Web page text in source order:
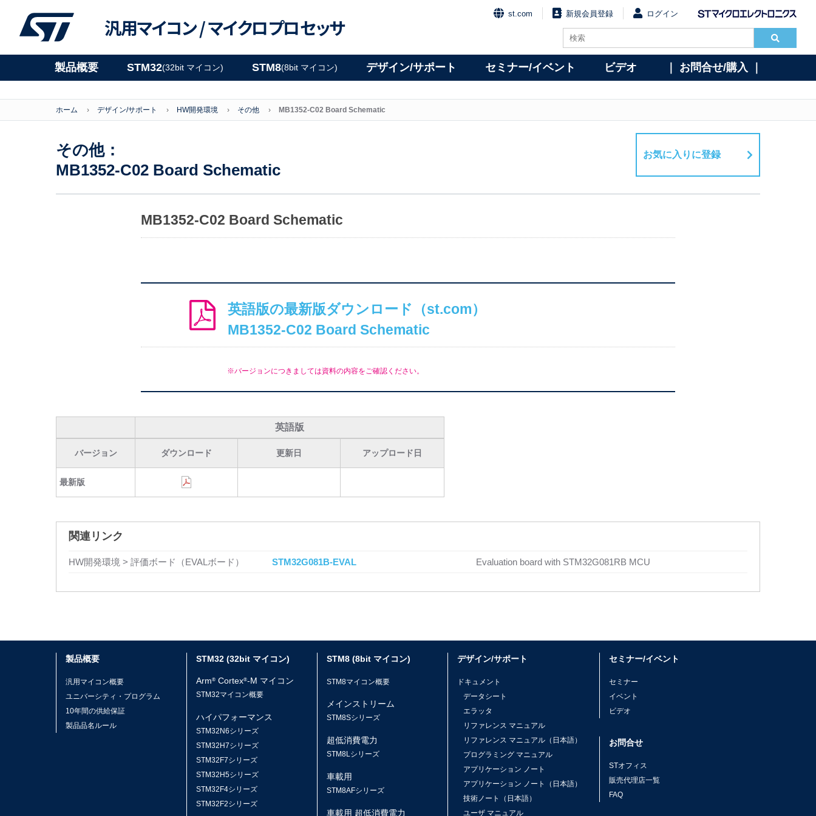
汎用マイコン /マイクロプロセッサ
st.com 新規会員登録 ログイン
製品概要 STM32(32bit マイコン) STM8(8bit マイコン) デザイン/サポート セミナー/イベント ビデオ ｜ お問合せ/購入 ｜
ホーム デザイン/サポート HW開発環境 その他 MB1352-C02 Board Schematic
その他：
MB1352-C02 Board Schematic
お気に入りに登録
MB1352-C02 Board Schematic
英語版の最新版ダウンロード（st.com）
MB1352-C02 Board Schematic
※バージョンにつきましては資料の内容をご確認ください。
英語版
バージョン ダウンロード 更新日 アップロード日
最新版
関連リンク
HW開発環境 > 評価ボード（EVALボード） STM32G081B-EVAL Evaluation board with STM32G081RB MCU
製品概要
汎用マイコン概要
ユニバーシティ・プログラム
10年間の供給保証
製品品名ルール
STM32 (32bit マイコン)
Arm® Cortex®-M マイコン
STM32マイコン概要
ハイパフォーマンス
STM32N6シリーズ
STM32H7シリーズ
STM32F7シリーズ
STM32H5シリーズ
STM32F4シリーズ
STM32F2シリーズ
STM8 (8bit マイコン)
STM8マイコン概要
メインストリーム
STM8Sシリーズ
超低消費電力
STM8Lシリーズ
車載用
STM8AFシリーズ
車載用 超低消費電力
デザイン/サポート
ドキュメント
データシート
エラッタ
リファレンス マニュアル
リファレンス マニュアル（日本語）
プログラミング マニュアル
アプリケーション ノート
アプリケーション ノート（日本語）
技術ノート（日本語）
ユーザ マニュアル
セミナー/イベント
セミナー
イベント
ビデオ
お問合せ
STオフィス
販売代理店一覧
FAQ